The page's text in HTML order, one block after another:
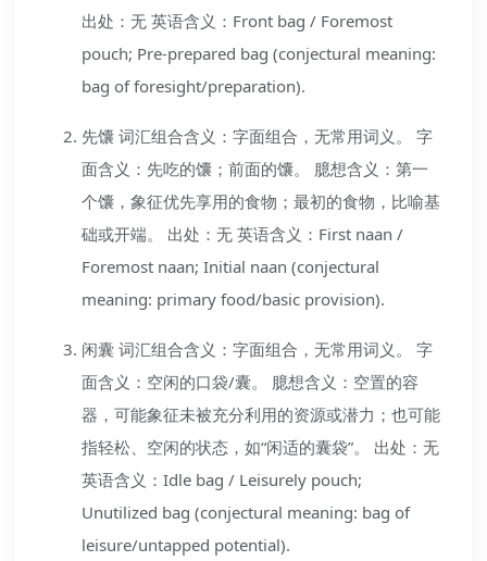
出处：无 英语含义：Front bag / Foremost
pouch; Pre-prepared bag (conjectural meaning:
bag of foresight/preparation).
先馕 词汇组合含义：字面组合，无常用词义。 字
面含义：先吃的馕；前面的馕。 臆想含义：第一
个馕，象征优先享用的食物；最初的食物，比喻基
础或开端。 出处：无 英语含义：First naan /
Foremost naan; Initial naan (conjectural
meaning: primary food/basic provision).
闲囊 词汇组合含义：字面组合，无常用词义。 字
面含义：空闲的口袋/囊。 臆想含义：空置的容
器，可能象征未被充分利用的资源或潜力；也可能
指轻松、空闲的状态，如“闲适的囊袋”。 出处：无
英语含义：Idle bag / Leisurely pouch;
Unutilized bag (conjectural meaning: bag of
leisure/untapped potential).